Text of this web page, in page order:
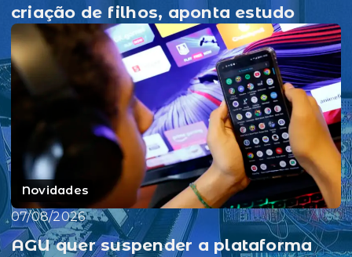
criação de filhos, aponta estudo
Novidades
07/08/2026
AGU quer suspender a plataforma